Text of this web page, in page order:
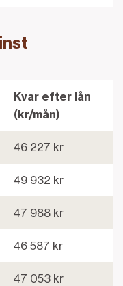
Kvar efter lån
(kr/mån)
46 227 kr
49 932 kr
47 988 kr
46 587 kr
47 053 kr